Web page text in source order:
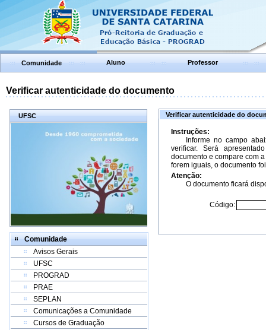
Comunidade Aluno Professor
Verificar autenticidade do documento
UFSC
Comunidade
Avisos Gerais
UFSC
PROGRAD
PRAE
SEPLAN
Comunicações a Comunidade
Cursos de Graduação
Verificar autenticidade do
Instruções:
Informe no campo
verificar. Será
documento e compare com
forem iguais, o documento
Atenção:
O documento ficará
Código: